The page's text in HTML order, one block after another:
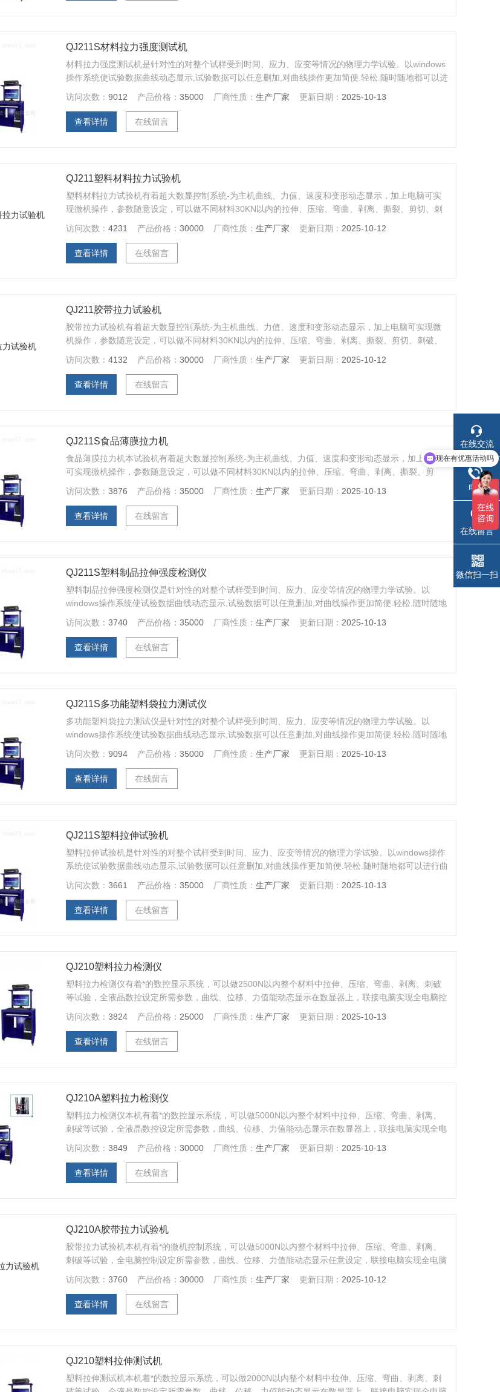
QJ211S材料拉力强度测试机
材料拉力强度测试机是针对性的对整个试样受到时间、应力、应变等情况的物理力学试验。以windows
操作系统使试验数据曲线动态显示,试验数据可以任意删加,对曲线操作更加简便.轻松.随时随地都可以进
行曲线遍历、迭加、分离、缩放、打印等全电子显示监控。可根据客户要求，配置合适夹具（特殊夹具
可根据客户订做）做伸长率、拉力、拉伸、压缩、弯曲、抗弯、撕裂、剪切、刺破、低调疲劳等多项力
学试验。
访问次数：9012 产品价格：35000 厂商性质：生产厂家 更新日期： 2025-10-13
查看详情 在线留言
QJ211塑料材料拉力试验机
塑料材料拉力试验机有着超大数显控制系统-为主机曲线、力值、速度和变形动态显示，加上电脑可实
现微机操作，参数随意设定，可以做不同材料30KN以内的拉伸、压缩、弯曲、剥离、撕裂、剪切、刺
破、低调疲劳等多项力学试验
访问次数：4231 产品价格：30000 厂商性质：生产厂家 更新日期： 2025-10-12
查看详情 在线留言
QJ211胶带拉力试验机
胶带拉力试验机有着超大数显控制系统-为主机曲线、力值、速度和变形动态显示，加上电脑可实现微
机操作，参数随意设定，可以做不同材料30KN以内的拉伸、压缩、弯曲、剥离、撕裂、剪切、刺破、
低调疲劳等多项力学试验
访问次数：4132 产品价格：30000 厂商性质：生产厂家 更新日期： 2025-10-12
查看详情 在线留言
QJ211S食品薄膜拉力机
食品薄膜拉力机本试验机有着超大数显控制系统-为主机曲线、力值、速度和变形动态显示，加上电脑
可实现微机操作，参数随意设定，可以做不同材料30KN以内的拉伸、压缩、弯曲、剥离、撕裂、剪
切、刺破、低调疲劳等多项力学试验
访问次数：3876 产品价格：35000 厂商性质：生产厂家 更新日期： 2025-10-13
查看详情 在线留言
QJ211S塑料制品拉伸强度检测仪
塑料制品拉伸强度检测仪是针对性的对整个试样受到时间、应力、应变等情况的物理力学试验。以
windows操作系统使试验数据曲线动态显示,试验数据可以任意删加,对曲线操作更加简便.轻松.随时随地
都可以进行曲线遍历、迭加、分离、缩放、打印等全电子显示监控。可根据客户要求，配置合适夹具
（特殊夹具可根据客户订做）做伸长率、拉力、拉伸、压缩、弯曲、抗弯、撕裂、剪切、刺破、低调疲
劳等多项力学试验。
访问次数：3740 产品价格：35000 厂商性质：生产厂家 更新日期： 2025-10-13
查看详情 在线留言
QJ211S多功能塑料袋拉力测试仪
多功能塑料袋拉力测试仪是针对性的对整个试样受到时间、应力、应变等情况的物理力学试验。以
windows操作系统使试验数据曲线动态显示,试验数据可以任意删加,对曲线操作更加简便.轻松.随时随地
都可以进行曲线遍历、迭加、分离、缩放、打印等全电子显示监控。可根据客户要求，配置合适夹具
（特殊夹具可根据客户订做）做伸长率、拉力、拉伸、压缩、弯曲、抗弯、撕裂、剪切、刺破、低调疲
劳等多项力学试验。
访问次数：9094 产品价格：35000 厂商性质：生产厂家 更新日期： 2025-10-13
查看详情 在线留言
QJ211S塑料拉伸试验机
塑料拉伸试验机是针对性的对整个试样受到时间、应力、应变等情况的物理力学试验。以windows操作
系统使试验数据曲线动态显示,试验数据可以任意删加,对曲线操作更加简便.轻松.随时随地都可以进行曲
线遍历、迭加、分离、缩放、打印等全电子显示监控。可根据客户要求，配置合适夹具（特殊夹具可根
据客户订做）做伸长率、拉力、拉伸、压缩、弯曲、抗弯、撕裂、剪切、刺破、低调疲劳等多项力学试
验。
访问次数：3661 产品价格：35000 厂商性质：生产厂家 更新日期： 2025-10-13
查看详情 在线留言
QJ210塑料拉力检测仪
塑料拉力检测仪有着*的数控显示系统，可以做2500N以内整个材料中拉伸、压缩、弯曲、剥离、刺破
等试验，全液晶数控设定所需参数，曲线、位移、力值能动态显示在数显器上，联接电脑实现全电脑控
制并打印标准试验报告；
访问次数：3824 产品价格： 25000 厂商性质：生产厂家 更新日期： 2025-10-13
查看详情 在线留言
QJ210A塑料拉力检测仪
塑料拉力检测仪本机有着*的数控显示系统，可以做5000N以内整个材料中拉伸、压缩、弯曲、剥离、
刺破等试验，全液晶数控设定所需参数，曲线、位移、力值能动态显示在数显器上，联接电脑实现全电
脑控制并打印标准试验报告；
访问次数：3849 产品价格：30000 厂商性质：生产厂家 更新日期： 2025-10-13
查看详情 在线留言
QJ210A胶带拉力试验机
胶带拉力试验机本机有着*的微机控制系统，可以做5000N以内整个材料中拉伸、压缩、弯曲、剥离、
刺破等试验，全电脑控制设定所需参数，曲线、位移、力值能动态显示任意设定，联接电脑实现全电脑
控制并打印标准试验报告
访问次数：3760 产品价格：30000 厂商性质：生产厂家 更新日期： 2025-10-12
查看详情 在线留言
QJ210塑料拉伸测试机
塑料拉伸测试机本机着*的数控显示系统，可以做2000N以内整个材料中拉伸、压缩、弯曲、剥离、刺
在线交流
电话
在线留言
微信扫一扫
可以介绍下你们的产品么
现在有优惠活动吗